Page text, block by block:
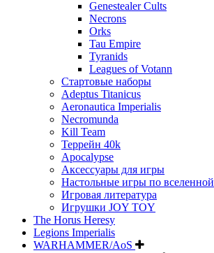
Genestealer Cults
Necrons
Orks
Tau Empire
Tyranids
Leagues of Votann
Стартовые наборы
Adeptus Titanicus
Aeronautica Imperialis
Necromunda
Kill Team
Террейн 40k
Apocalypse
Аксессуары для игры
Настольные игры по вселенной
Игровая литература
Игрушки JOY TOY
The Horus Heresy
Legions Imperialis
WARHAMMER/AoS